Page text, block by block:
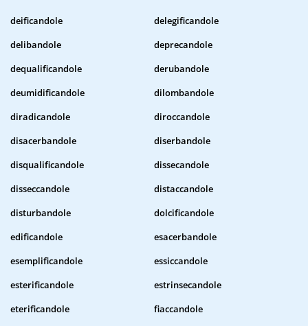
deificandole
delegificandole
delibandole
deprecandole
dequalificandole
derubandole
deumidificandole
dilombandole
diradicandole
diroccandole
disacerbandole
diserbandole
disqualificandole
dissecandole
disseccandole
distaccandole
disturbandole
dolcificandole
edificandole
esacerbandole
esemplificandole
essiccandole
esterificandole
estrinsecandole
eterificandole
fiaccandole